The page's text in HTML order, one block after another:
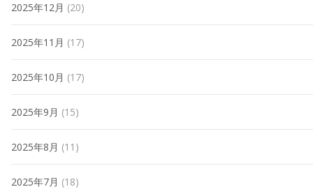
2025年12月 (20)
2025年11月 (17)
2025年10月 (17)
2025年9月 (15)
2025年8月 (11)
2025年7月 (18)